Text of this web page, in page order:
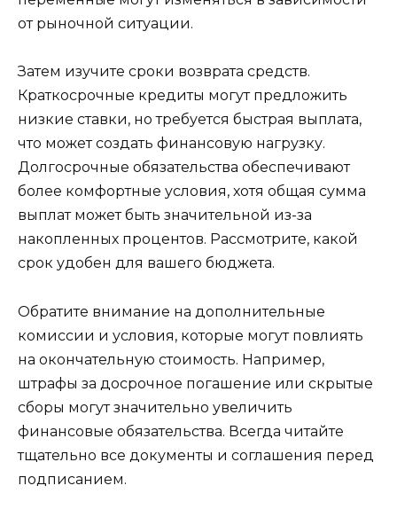
от рыночной ситуации.
Затем изучите сроки возврата средств.
Краткосрочные кредиты могут предложить
низкие ставки, но требуется быстрая выплата,
что может создать финансовую нагрузку.
Долгосрочные обязательства обеспечивают
более комфортные условия, хотя общая сумма
выплат может быть значительной из-за
накопленных процентов. Рассмотрите, какой
срок удобен для вашего бюджета.
Обратите внимание на дополнительные
комиссии и условия, которые могут повлиять
на окончательную стоимость. Например,
штрафы за досрочное погашение или скрытые
сборы могут значительно увеличить
финансовые обязательства. Всегда читайте
тщательно все документы и соглашения перед
подписанием.